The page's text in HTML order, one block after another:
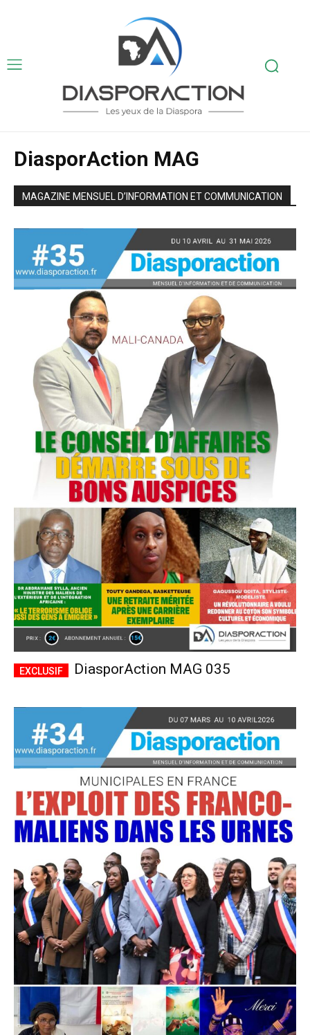
DiasporAction MAG
MAGAZINE MENSUEL D’INFORMATION ET COMMUNICATION
DiasporAction MAG 035